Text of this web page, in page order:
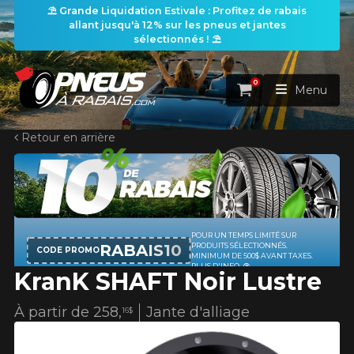
⛱️ Grande Liquidation Estivale : Profitez de rabais
allant jusqu'à 12% sur les pneus et jantes
sélectionnés ! ⛱️
ACCUEIL
PNEUS
RECHERCHE DE PNEUS VOIR TOUT
Rechercher par
Par dimensions Par véhicule
Recherche par dimensions
ROUES
RECHERCHE DE ROUES VOIR TOUT
Par dimensions
ENSEMBLES
RECHERCHE D'ENSEMBLES
PROMOTIONS
Panier
0
Menu
Retour en arrière
KranK SHAFT Noir Lustre
Jante d'alliage
À partir de 258,16$
CODE PROMORABAIS10
POUR UN TEMPS LIMITÉ SUR
PRODUITS SÉLECTIONNÉS.
MINIMUM DE 500$ AVANT TAXES.
PLUS D'INFO